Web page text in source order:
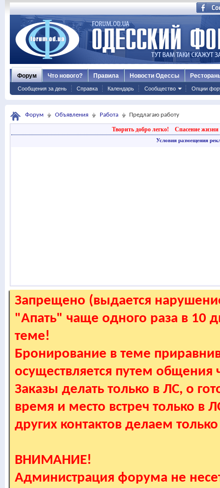
Форум
Сообщения за день Справка Календарь Сообщество Опции
Что нового? Правила Новости Одессы
Форум Объявления Работа Предлагаю работу
Творить добро легко! Спасение жизни
Условия размещения
Запрещено (выдается
"Апать" чаще одного раза в 10
теме!
Бронирование в теме
осуществляется путем
Заказы делать только в ЛС, о
время и место встреч только в
других контактов делаем
ВНИМАНИЕ!
Администрация форума не